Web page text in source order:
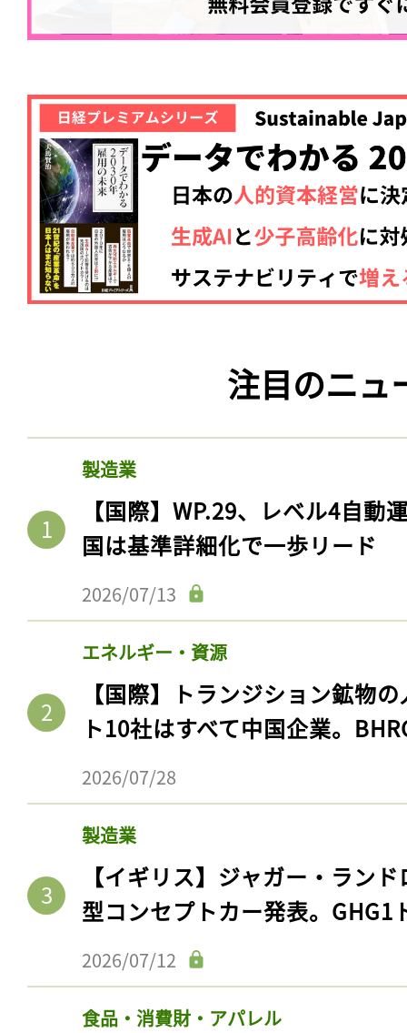
注目のニュ
製造業
【国際】WP.29、レベル4自動
国は基準詳細化で一歩リード
2026/07/13
エネルギー・資源
【国際】トランジション鉱物
ト10社はすべて中国企業。
2026/07/28
製造業
【イギリス】ジャガー・ラン
型コンセプトカー発表。GHG1
2026/07/12
食品・消費財・アパレル